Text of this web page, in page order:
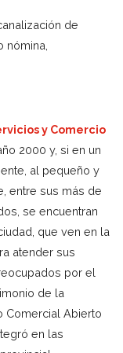
de
y Comercio
2000 y, si en un
al pequeño y
entre sus más de
se encuentran
que ven en la
atender sus
por el
de la
Comercial Abierto
en las